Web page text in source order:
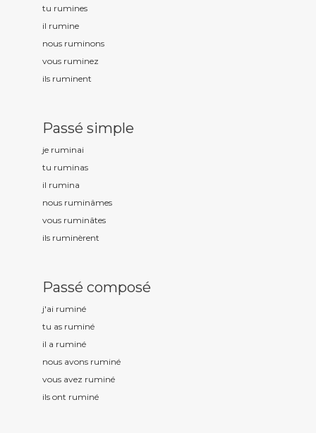
tu rumines
il rumine
nous ruminons
vous ruminez
ils ruminent
Passé simple
je ruminai
tu ruminas
il rumina
nous ruminâmes
vous ruminâtes
ils ruminèrent
Passé composé
j'ai ruminé
tu as ruminé
il a ruminé
nous avons ruminé
vous avez ruminé
ils ont ruminé